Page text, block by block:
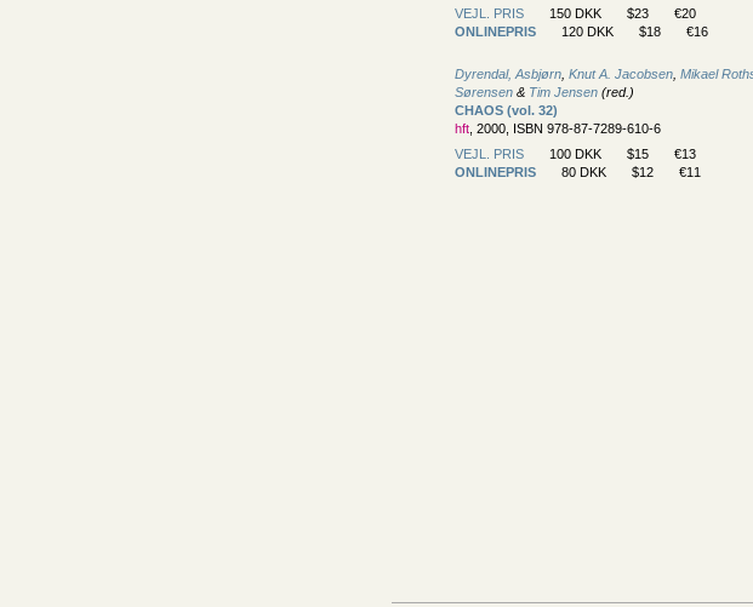
VEJL. PRIS
150 DKK $23
€20
ONLINEPRIS
120 DKK $18 €16
Dyrendal, Asbjørn Knut A. Jacobsen Mikael
Sørensen & Tim Jensen (red.)
CHAOS (vol. 32)
hft , 2000, ISBN 978-87-7289-610-6
VEJL. PRIS
100 DKK $15
€13
ONLINEPRIS
80 DKK $12 €11